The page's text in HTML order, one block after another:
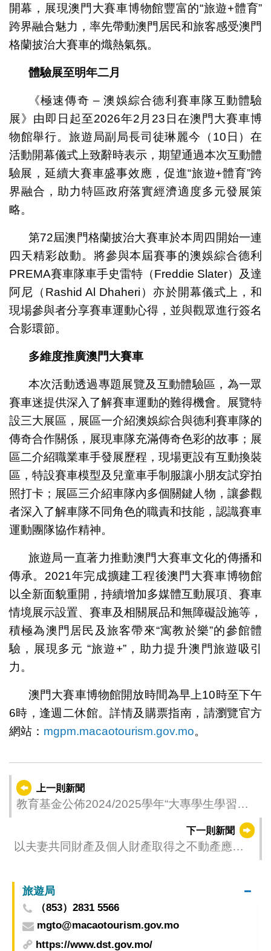
開幕，展現澳門大賽車博物館豐富的“旅遊+體育”
跨界融合魅力，率先帶動澳門居民和旅客感受澳門
格蘭披治大賽車的熾熱氣氛。
體驗展至明年二月
《極速傳奇 – 澳娛綜合德利賽車隊互動體驗
展》由即日起至2026年2月23日在澳門大賽車博
物館舉行。旅遊局副局長司徒琳麗今（10日）在
活動開幕儀式上致辭時表示，期望通過本次互動體
驗展，延續大賽車盛事效應，促進“旅遊+體育”跨
界融合，助力特區政府落實經濟適度多元發展策
略。
第72屆澳門格蘭披治大賽車於本周四開始一連
四天精彩啟動。將參與本屆賽事的澳娛綜合德利
PREMA賽車隊車手史雷特（Freddie Slater）及達
阿尼（Rashid Al Dhaheri）亦於開幕儀式上，和
現場參與者分享賽車運動心得，並與觀眾進行簽名
合影環節。
多維度推廣澳門大賽車
本次活動透過專題展覽及互動體驗區，為一眾
賽車迷提供深入了解賽車運動的難得機會。展覽特
設三大展區，展區一介紹澳娛綜合與德利賽車隊的
傳奇合作關係，展現車隊充滿傳奇色彩的故事；展
區二介紹職業車手發展歷程，現場更設有互動換裝
區，特設賽車模型及兒童車手制服讓小朋友試穿拍
照打卡；展區三介紹車隊內多個關鍵人物，讓參觀
者深入了解車隊不同角色的職責和技能，認識賽車
運動團隊協作精神。
旅遊局一直著力推動澳門大賽車文化的傳播和
傳承。2021年完成擴建工程後澳門大賽車博物館
以全新面貌重開，持續增加多媒體互動展項、賽車
情境展示設置、賽車及相關展品和無障礙設施等，
積極為澳門居民及旅客帶來“寓教於樂”的參館體
驗，展現多元 “旅遊+”，助力提升澳門旅遊吸引
力。
澳門大賽車博物館開放時間為早上10時至下午
6時，逢週二休館。詳情及購票指南，請瀏覽官方
網站： mgpm.macaotourism.gov.mo。
上一則新聞
教育基金公佈2024/2025學年“大專學生學習用
下一則新聞
以夫妻共同財產及個人財產取得之不動產應按
旅遊局
（853）2831 5566
mgto@macaotourism.gov.mo
https://www.dst.gov.mo/